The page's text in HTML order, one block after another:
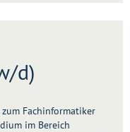
d)
Fachinformatiker
im Bereich